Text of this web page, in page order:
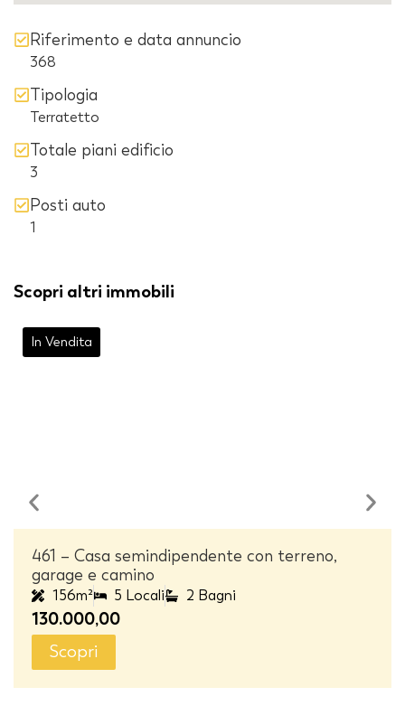
Riferimento e data annuncio
368
Tipologia
Terratetto
Totale piani edificio
3
Posti auto
1
Scopri altri immobili
In Vendita
461 – Casa semindipendente con terreno,
garage e camino
156m² 5 Locali 2 Bagni
130.000,00
Scopri